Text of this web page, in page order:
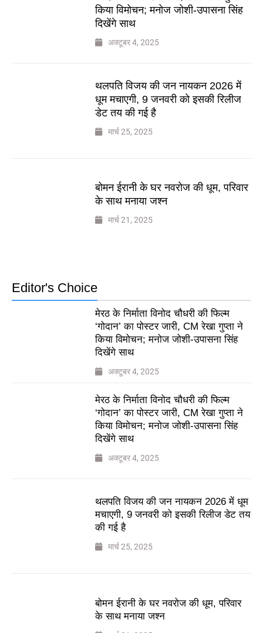
किया विमोचन; मनोज जोशी-उपासना सिंह
दिखेंगे साथ
अक्टूबर 4, 2025
थलपति विजय की जन नायकन 2026 में
धूम मचाएगी, 9 जनवरी को इसकी रिलीज
डेट तय की गई है
मार्च 25, 2025
बोमन ईरानी के घर नवरोज की धूम, परिवार
के साथ मनाया जश्न
मार्च 21, 2025
Editor's Choice
मेरठ के निर्माता विनोद चौधरी की फिल्म
‘गोदान’ का पोस्टर जारी, CM रेखा गुप्ता ने
किया विमोचन; मनोज जोशी-उपासना सिंह
दिखेंगे साथ
अक्टूबर 4, 2025
मेरठ के निर्माता विनोद चौधरी की फिल्म
‘गोदान’ का पोस्टर जारी, CM रेखा गुप्ता ने
किया विमोचन; मनोज जोशी-उपासना सिंह
दिखेंगे साथ
अक्टूबर 4, 2025
थलपति विजय की जन नायकन 2026 में धूम
मचाएगी, 9 जनवरी को इसकी रिलीज डेट तय
की गई है
मार्च 25, 2025
बोमन ईरानी के घर नवरोज की धूम, परिवार
के साथ मनाया जश्न